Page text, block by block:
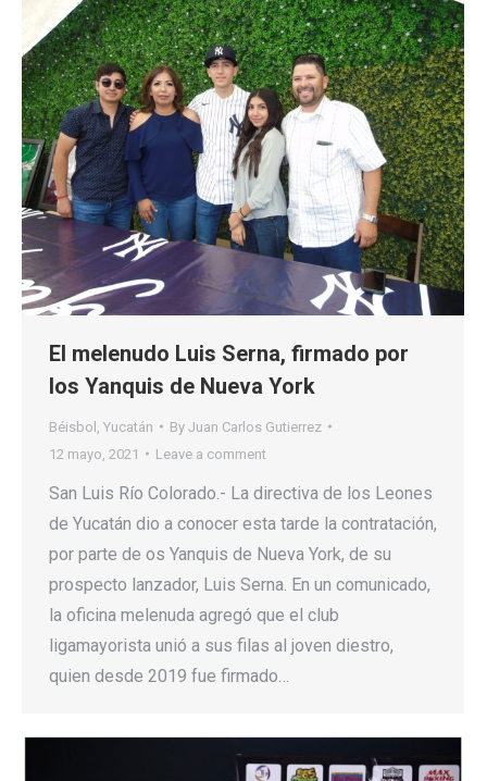
El melenudo Luis Serna, firmado por
los Yanquis de Nueva York
Béisbol Yucatán By Juan Carlos Gutierrez
12 mayo, 2021
Leave a comment
San Luis Río Colorado.- La directiva de los Leones
de Yucatán dio a conocer esta tarde la contratación,
por parte de os Yanquis de Nueva York, de su
prospecto lanzador, Luis Serna. En un comunicado,
la oficina melenuda agregó que el club
ligamayorista unió a sus filas al joven diestro,
quien desde 2019 fue firmado…